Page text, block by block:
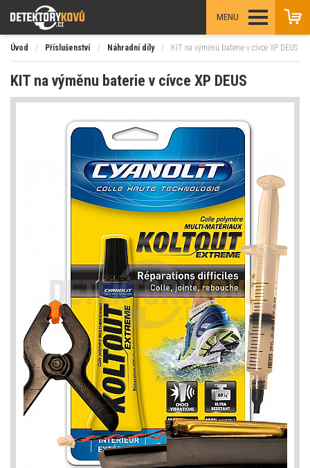
MENU
Úvod / Příslušenství / Náhradní díly / KIT na výměnu baterie v cívce XP DEUS
KIT na výměnu baterie v cívce XP DEUS